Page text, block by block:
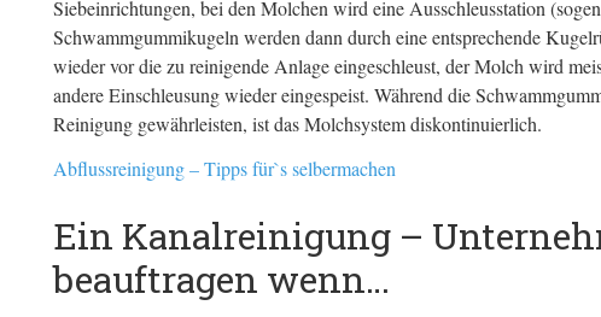
Siebeinrichtungen, bei den Molchen wird eine Ausschleusstation
Schwammgummikugeln werden dann durch eine entsprechende
wieder vor die zu reinigende Anlage eingeschleust, der Molch wird
andere Einschleusung wieder eingespeist. Während die
Reinigung gewährleisten, ist das Molchsystem diskontinuierlich.
Abflussreinigung – Tipps für`s selbermachen
Ein Kanalreinigung –
beauftragen wenn…